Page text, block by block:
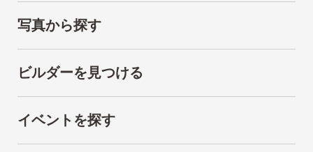
写真から探す
ビルダーを見つける
イベントを探す